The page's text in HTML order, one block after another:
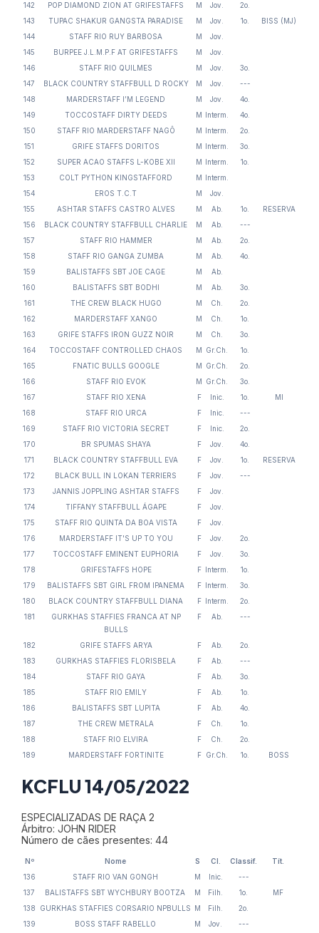
142
POP DIAMOND ZION AT GRIFESTAFFS M Jov.
2o.
143
TUPAC SHAKUR GANGSTA PARADISE M Jov. 1o.
BISS (MJ)
144
STAFF RIO RUY BARBOSA M
Jov.
145
BURPEE J.L.M.P.F AT GRIFESTAFFS M
Jov.
146
STAFF RIO QUILMES M Jov.
3o.
147
BLACK COUNTRY STAFFBULL D ROCKY M Jov.
---
148
MARDERSTAFF I’M LEGEND M Jov.
4o.
149
TOCCOSTAFF DIRTY DEEDS M Interm.
4o.
150
STAFF RIO MARDERSTAFF NAGÔ M Interm.
2o.
151
GRIFE STAFFS DORITOS M Interm.
3o.
152
SUPER ACAO STAFFS L-KOBE XII M Interm.
1o.
153
COLT PYTHON KINGSTAFFORD M
Interm.
154
EROS T.C.T M
Jov.
155
ASHTAR STAFFS CASTRO ALVES M Ab. 1o.
RESERVA
156
BLACK COUNTRY STAFFBULL CHARLIE M Ab.
---
157
STAFF RIO HAMMER M Ab.
2o.
158
STAFF RIO GANGA ZUMBA M Ab.
4o.
159
BALISTAFFS SBT JOE CAGE M
Ab.
160
BALISTAFFS SBT BODHI M Ab.
3o.
161
THE CREW BLACK HUGO M Ch.
2o.
162
MARDERSTAFF XANGO M Ch.
1o.
163
GRIFE STAFFS IRON GUZZ NOIR M Ch.
3o.
164
TOCCOSTAFF CONTROLLED CHAOS M Gr.Ch.
1o.
165
FNATIC BULLS GOOGLE M Gr.Ch.
2o.
166
STAFF RIO EVOK M Gr.Ch.
3o.
167
STAFF RIO XENA F Inic. 1o.
MI
168
STAFF RIO URCA F Inic.
---
169
STAFF RIO VICTORIA SECRET F Inic.
2o.
170
BR SPUMAS SHAYA F Jov.
4o.
171
BLACK COUNTRY STAFFBULL EVA F Jov. 1o.
RESERVA
172
BLACK BULL IN LOKAN TERRIERS F Jov.
---
173
JANNIS JOPPLING ASHTAR STAFFS F
Jov.
174
TIFFANY STAFFBULL ÁGAPE F
Jov.
175
STAFF RIO QUINTA DA BOA VISTA F
Jov.
176
MARDERSTAFF IT'S UP TO YOU F Jov.
2o.
177
TOCCOSTAFF EMINENT EUPHORIA F Jov.
3o.
178
GRIFESTAFFS HOPE F Interm.
1o.
179
BALISTAFFS SBT GIRL FROM IPANEMA F Interm.
3o.
180
BLACK COUNTRY STAFFBULL DIANA F Interm.
2o.
181
GURKHAS STAFFIES FRANCA AT NP
BULLS
F Ab. ---
182 GRIFE STAFFS ARYA F Ab.
2o.
183
GURKHAS STAFFIES FLORISBELA F Ab.
---
184
STAFF RIO GAYA F Ab.
3o.
185
STAFF RIO EMILY F Ab.
1o.
186
BALISTAFFS SBT LUPITA F Ab.
4o.
187
THE CREW METRALA F Ch.
1o.
188
STAFF RIO ELVIRA F Ch.
2o.
189
MARDERSTAFF FORTINITE F Gr.Ch. 1o. BOSS
KCFLU 14/05/2022
ESPECIALIZADAS DE RAÇA 2
Árbitro: JOHN RIDER
Número de cães presentes: 44
Nº Nome S Cl. Classif.
Tít.
136
STAFF RIO VAN GONGH M Inic.
---
137
BALISTAFFS SBT WYCHBURY BOOTZA M Filh. 1o.
MF
138
GURKHAS STAFFIES CORSARIO NPBULLS M Filh.
2o.
139
BOSS STAFF RABELLO M Jov.
---